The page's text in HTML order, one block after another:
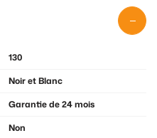
130
Noir et Blanc
Garantie de 24 mois
Non